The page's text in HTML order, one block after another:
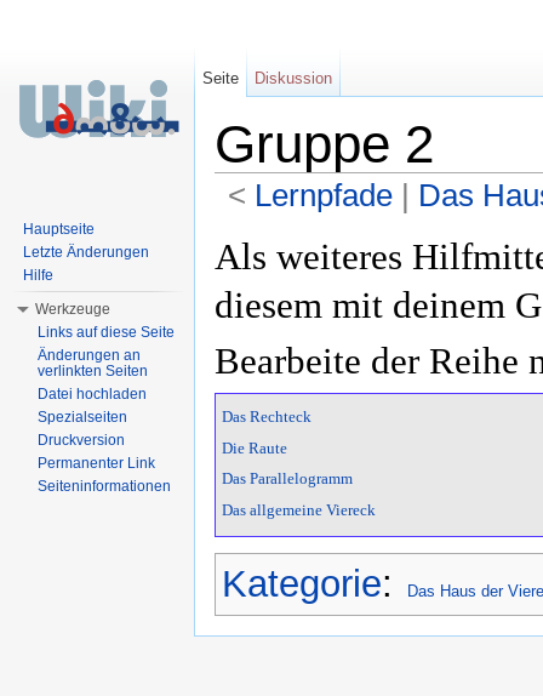
Gruppe 2
< Lernpfade‎ | Das
Als weiteres
diesem mit deinem
Bearbeite der Reihe
Das Rechteck
Die Raute
Das Parallelogramm
Das allgemeine Viereck
Kategorie: Das Haus der
Seite Diskussion
Hauptseite
Letzte Änderungen
Hilfe
Werkzeuge
Links auf diese Seite
Änderungen an
verlinkten Seiten
Datei hochladen
Spezialseiten
Druckversion
Permanenter Link
Seiteninformationen